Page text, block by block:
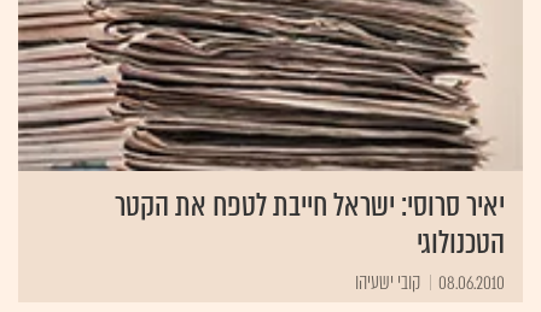
יאיר סרוסי: ישראל חייבת לטפח את הקטר
הטכנולוגי
08.06.2010 קובי ישעיהו